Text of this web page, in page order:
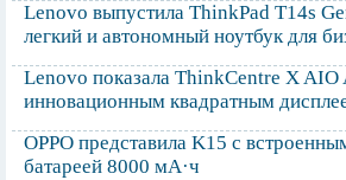
Lenovo выпустила ThinkPad T14s
легкий и автономный ноутбук для
Lenovo показала ThinkCentre X AIO
инновационным квадратным
OPPO представила K15 с
батареей 8000 мА·ч